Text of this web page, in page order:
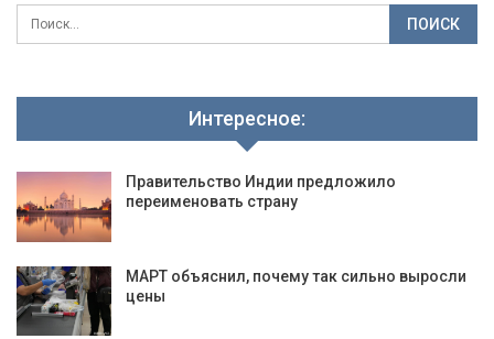
Интересное:
Правительство Индии предложило
переименовать страну
МАРТ объяснил, почему так сильно выросли
цены